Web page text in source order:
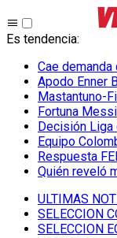
Es tendencia:
Cae
Apodo Enner
Mastantuno-
Fortuna Messi
Decisión Liga
Equipo
Respuesta
Quién reveló
ULTIMAS
SELECCION
SELECCION